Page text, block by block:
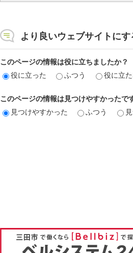
より良いウェブサイトに
このページの情報は役に立ちましたか？
役に立った
ふつう 役に立
このページの情報は見つけやすかったで
見つけやすかった
ふつう